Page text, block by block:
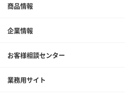
商品情報
企業情報
お客様相談センター
業務用サイト